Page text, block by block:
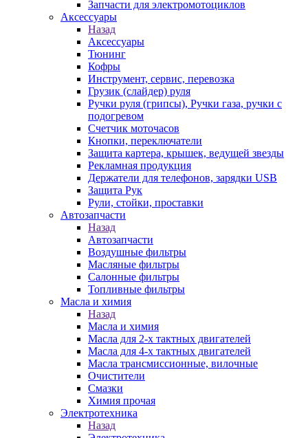
Запчасти для электромотоциклов
Аксессуары
Назад
Аксессуары
Тюнинг
Кофры
Инструмент, сервис, перевозка
Грузик (слайдер) руля
Ручки руля (грипсы), Ручки газа, ручки с
подогревом
Счетчик моточасов
Кнопки, переключатели
Защита картера, крышек, ведущей звезды
Рекламная продукция
Держатели для телефонов, зарядки USB
Защита Рук
Рули, стойки, проставки
Автозапчасти
Назад
Автозапчасти
Воздушные фильтры
Масляные фильтры
Салонные фильтры
Топливные фильтры
Масла и химия
Назад
Масла и химия
Масла для 2-х тактных двигателей
Масла для 4-х тактных двигателей
Масла трансмиссионные, вилочные
Очистители
Смазки
Химия прочая
Электротехника
Назад